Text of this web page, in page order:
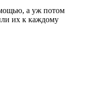
а уж потом
их к каждому